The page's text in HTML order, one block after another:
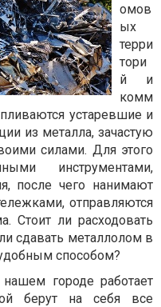
омов
ых
терри
тори
й и
комм
устаревшие и
из металла, зачастую
силами. Для этого
инструментами,
после чего нанимают
отправляются
Стоит ли расходовать
сдавать металлолом в
способом?
городе работает
берут на себя все